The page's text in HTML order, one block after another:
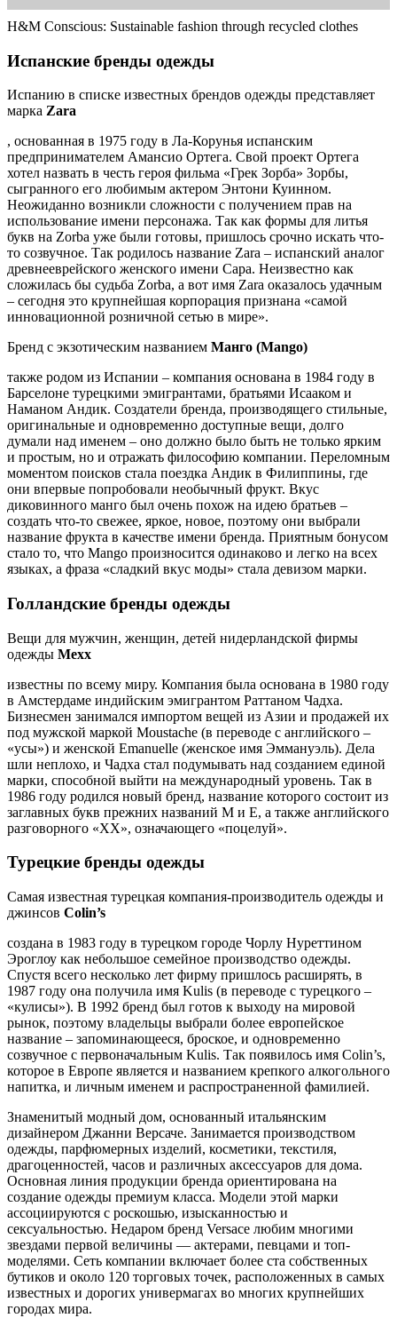
H&M Conscious: Sustainable fashion through recycled clothes
Испанские бренды одежды
Испанию в списке известных брендов одежды представляет
марка Zara
, основанная в 1975 году в Ла-Корунья испанским
предпринимателем Амансио Ортега. Свой проект Ортега
хотел назвать в честь героя фильма «Грек Зорба» Зорбы,
сыгранного его любимым актером Энтони Куинном.
Неожиданно возникли сложности с получением прав на
использование имени персонажа. Так как формы для литья
букв на Zorba уже были готовы, пришлось срочно искать что-
то созвучное. Так родилось название Zara – испанский аналог
древнееврейского женского имени Сара. Неизвестно как
сложилась бы судьба Zorba, а вот имя Zara оказалось удачным
– сегодня это крупнейшая корпорация признана «самой
инновационной розничной сетью в мире».
Бренд с экзотическим названием Манго (Mango)
также родом из Испании – компания основана в 1984 году в
Барселоне турецкими эмигрантами, братьями Исааком и
Наманом Андик. Создатели бренда, производящего стильные,
оригинальные и одновременно доступные вещи, долго
думали над именем – оно должно было быть не только ярким
и простым, но и отражать философию компании. Переломным
моментом поисков стала поездка Андик в Филиппины, где
они впервые попробовали необычный фрукт. Вкус
диковинного манго был очень похож на идею братьев –
создать что-то свежее, яркое, новое, поэтому они выбрали
название фрукта в качестве имени бренда. Приятным бонусом
стало то, что Mango произносится одинаково и легко на всех
языках, а фраза «сладкий вкус моды» стала девизом марки.
Голландские бренды одежды
Вещи для мужчин, женщин, детей нидерландской фирмы
одежды Mexx
известны по всему миру. Компания была основана в 1980 году
в Амстердаме индийским эмигрантом Раттаном Чадха.
Бизнесмен занимался импортом вещей из Азии и продажей их
под мужской маркой Moustache (в переводе с английского –
«усы») и женской Emanuelle (женское имя Эммануэль). Дела
шли неплохо, и Чадха стал подумывать над созданием единой
марки, способной выйти на международный уровень. Так в
1986 году родился новый бренд, название которого состоит из
заглавных букв прежних названий M и E, а также английского
разговорного «XX», означающего «поцелуй».
Турецкие бренды одежды
Самая известная турецкая компания-производитель одежды и
джинсов Colin’s
создана в 1983 году в турецком городе Чорлу Нуреттином
Эроглоу как небольшое семейное производство одежды.
Спустя всего несколько лет фирму пришлось расширять, в
1987 году она получила имя Kulis (в переводе с турецкого –
«кулисы»). В 1992 бренд был готов к выходу на мировой
рынок, поэтому владельцы выбрали более европейское
название – запоминающееся, броское, и одновременно
созвучное с первоначальным Kulis. Так появилось имя Colin’s,
которое в Европе является и названием крепкого алкогольного
напитка, и личным именем и распространенной фамилией.
Знаменитый модный дом, основанный итальянским
дизайнером Джанни Версаче. Занимается производством
одежды, парфюмерных изделий, косметики, текстиля,
драгоценностей, часов и различных аксессуаров для дома.
Основная линия продукции бренда ориентирована на
создание одежды премиум класса. Модели этой марки
ассоциируются с роскошью, изысканностью и
сексуальностью. Недаром бренд Versace любим многими
звездами первой величины — актерами, певцами и топ-
моделями. Сеть компании включает более ста собственных
бутиков и около 120 торговых точек, расположенных в самых
известных и дорогих универмагах во многих крупнейших
городах мира.